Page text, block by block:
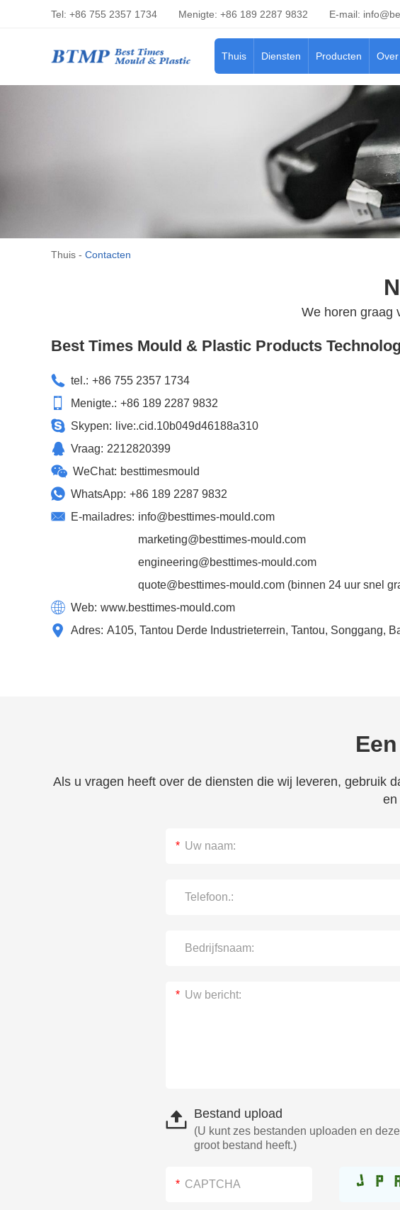
Tel: +86 755 2357 1734 Menigte: +86 189 2287 9832 E-mail:
Thuis Diensten Producten
Thuis - Contacten
We horen graag
Best Times Mould & Plastic Products
tel.: +86 755 2357 1734
Menigte.: +86 189 2287 9832
Skypen:
live:.cid.10b049d46188a310
Vraag: 2212820399
WeChat: besttimesmould
WhatsApp: +86 189 2287 9832
E-mailadres: info@besttimes-mould.com
marketing@besttimes-mould.com
engineering@besttimes-mould.com
quote@besttimes-mould.com (binnen 24 uur snel
Web: www.besttimes-mould.com
Adres: A105, Tantou Derde Industrieterrein, Tantou, Songgang,
Als u vragen heeft over de diensten die wij leveren, gebruik
en
Bestand upload
(U kunt zes bestanden uploaden en
groot bestand heeft.)